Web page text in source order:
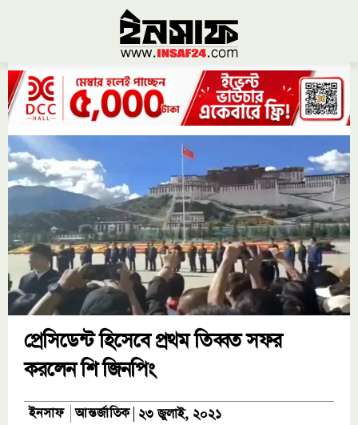
প্রেসিডেন্ট হিসেবে প্রথম তিব্বত সফর
করলেন শি জিনপিং
ইনসাফ আন্তর্জাতিক ২৩ জুলাই, ২০২১